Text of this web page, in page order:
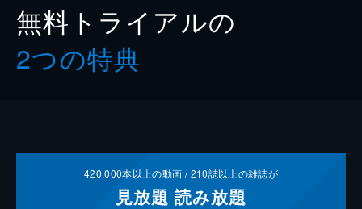
無料トライアルの
2つの特典
420,000本以上の動画 /210誌以上の雑誌が
見放題 読み放題